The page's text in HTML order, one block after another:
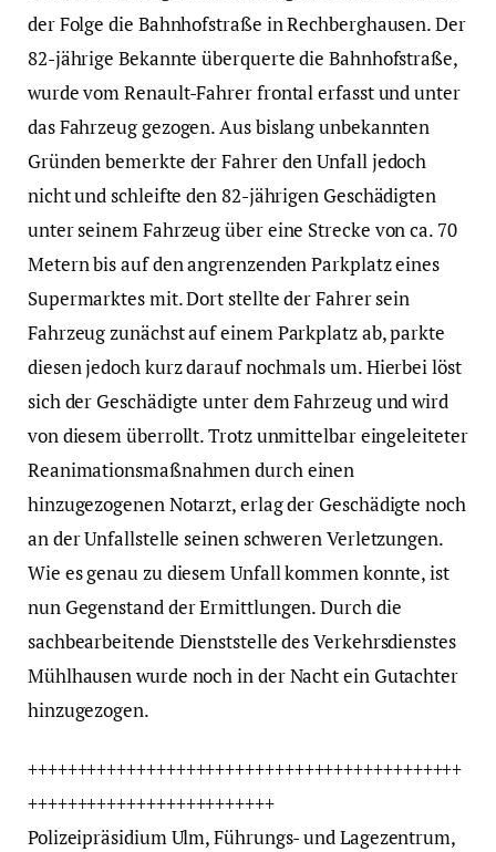
der Folge die Bahnhofstraße in Rechberghausen. Der
82-jährige Bekannte überquerte die Bahnhofstraße,
wurde vom Renault-Fahrer frontal erfasst und unter
das Fahrzeug gezogen. Aus bislang unbekannten
Gründen bemerkte der Fahrer den Unfall jedoch
nicht und schleifte den 82-jährigen Geschädigten
unter seinem Fahrzeug über eine Strecke von ca. 70
Metern bis auf den angrenzenden Parkplatz eines
Supermarktes mit. Dort stellte der Fahrer sein
Fahrzeug zunächst auf einem Parkplatz ab, parkte
diesen jedoch kurz darauf nochmals um. Hierbei löst
sich der Geschädigte unter dem Fahrzeug und wird
von diesem überrollt. Trotz unmittelbar eingeleiteter
Reanimationsmaßnahmen durch einen
hinzugezogenen Notarzt, erlag der Geschädigte noch
an der Unfallstelle seinen schweren Verletzungen.
Wie es genau zu diesem Unfall kommen konnte, ist
nun Gegenstand der Ermittlungen. Durch die
sachbearbeitende Dienststelle des Verkehrsdienstes
Mühlhausen wurde noch in der Nacht ein Gutachter
hinzugezogen.
++++++++++++++++++++++++++++++++++++++++++++
+++++++++++++++++++++++++
Polizeipräsidium Ulm, Führungs- und Lagezentrum,